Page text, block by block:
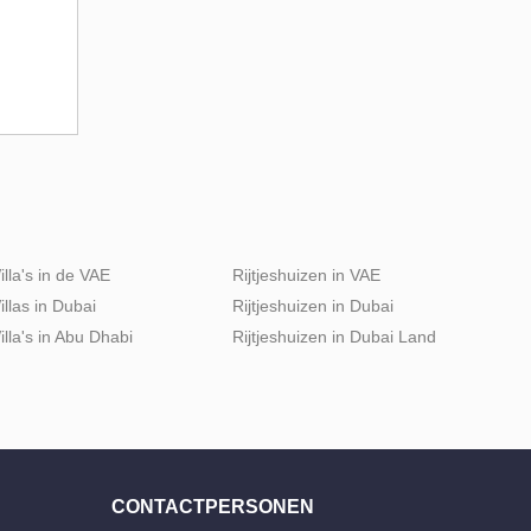
in de VAE
in Dubai
in Abu Dhabi
Rijtjeshuizen in VAE
Rijtjeshuizen in Dubai
Rijtjeshuizen in Dubai Land
CONTACTPERSONEN